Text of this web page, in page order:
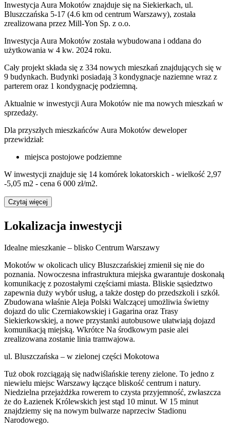
Inwestycja Aura Mokotów znajduje się na Siekierkach, ul.
Bluszczańska 5-17 (4.6 km od centrum Warszawy), została
zrealizowana przez Mill-Yon Sp. z o.o.
Inwestycja Aura Mokotów została wybudowana i oddana do
użytkowania w 4 kw. 2024 roku.
Cały projekt składa się z 334 nowych mieszkań znajdujących się w
9 budynkach. Budynki posiadają 3 kondygnacje naziemne wraz z
parterem oraz 1 kondygnację podziemną.
Aktualnie w inwestycji Aura Mokotów nie ma nowych mieszkań w
sprzedaży.
Dla przyszłych mieszkańców Aura Mokotów deweloper
przewidział:
miejsca postojowe podziemne
W inwestycji znajduje się 14 komórek lokatorskich - wielkość 2,97
-5,05 m2 - cena 6 000 zł/m2.
Czytaj więcej
Lokalizacja inwestycji
Idealne mieszkanie – blisko Centrum Warszawy
Mokotów w okolicach ulicy Bluszczańskiej zmienił się nie do
poznania. Nowoczesna infrastruktura miejska gwarantuje doskonałą
komunikację z pozostałymi częściami miasta. Bliskie sąsiedztwo
zapewnia duży wybór usług, a także dostęp do przedszkoli i szkół.
Zbudowana właśnie Aleja Polski Walczącej umożliwia świetny
dojazd do ulic Czerniakowskiej i Gagarina oraz Trasy
Siekierkowskiej, a nowe przystanki autobusowe ułatwiają dojazd
komunikacją miejską. Wkrótce Na środkowym pasie alei
zrealizowana zostanie linia tramwajowa.
ul. Bluszczańska – w zielonej części Mokotowa
Tuż obok rozciągają się nadwiślańskie tereny zielone. To jedno z
niewielu miejsc Warszawy łączące bliskość centrum i natury.
Niedzielna przejażdżka rowerem to czysta przyjemność, zwłaszcza
że do Łazienek Królewskich jest stąd 10 minut. W 15 minut
znajdziemy się na nowym bulwarze naprzeciw Stadionu
Narodowego.